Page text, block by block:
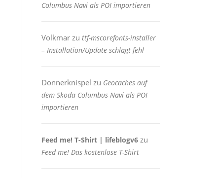
Columbus Navi als POI importieren
Volkmar zu ttf-mscorefonts-installer
– Installation/Update schlägt fehl
Donnerknispel zu Geocaches auf
dem Skoda Columbus Navi als POI
importieren
Feed me! T-Shirt | lifeblogv6 zu
Feed me! Das kostenlose T-Shirt